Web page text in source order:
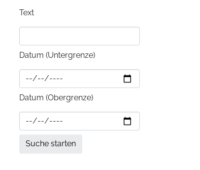
Text
Datum (Untergrenze)
Datum (Obergrenze)